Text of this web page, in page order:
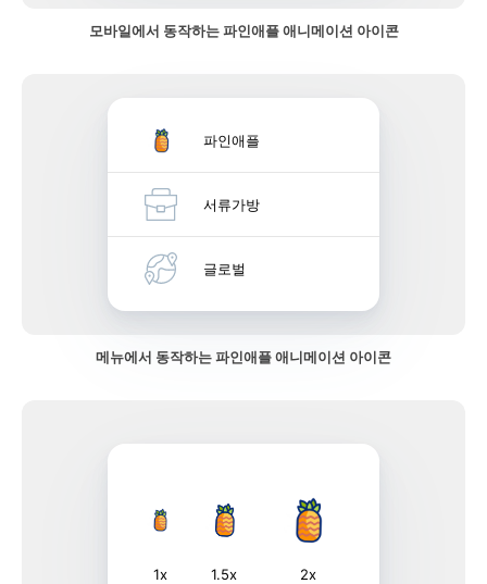
모바일에서 동작하는 파인애플 애니메이션 아이콘
파인애플
서류가방
글로벌
메뉴에서 동작하는 파인애플 애니메이션 아이콘
1x 1.5x 2x